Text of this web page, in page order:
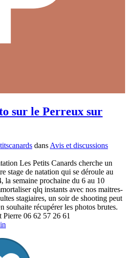
sur le Perreux sur
dans Avis et discussions
Les Petits Canards cherche un
stage de natation qui se déroule au
la semaine prochaine du 6 au 10
qlq instants avec nos maitres-
stagiaires, un soir de shooting peut
souhaite récupérer les photos brutes.
06 62 57 26 61